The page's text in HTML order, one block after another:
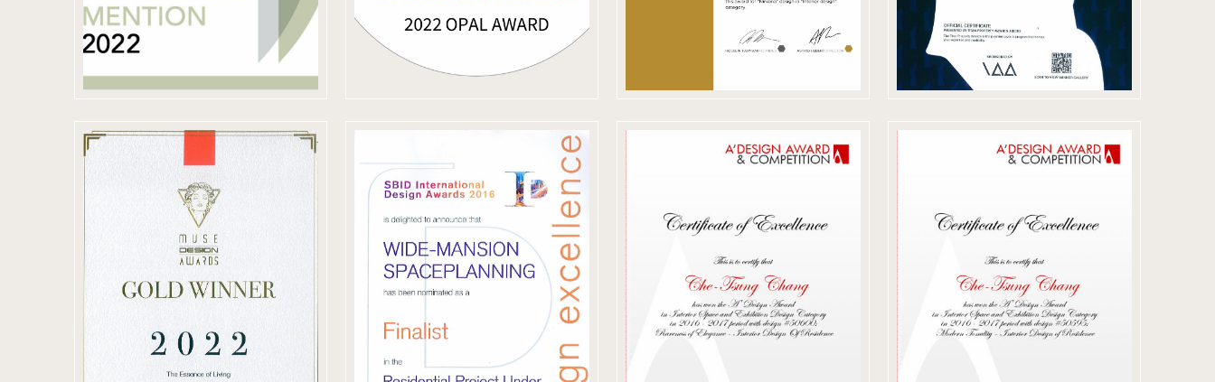
2022 美國 MUSE
DESIGN
AWARD 金獎
2016 英國 SBID
International
Design Awards
2017 義大利
A'Design Award
& Competition
50600 鐵獎
2017 義大利
A'Design Award
& Competition
50595 鐵獎